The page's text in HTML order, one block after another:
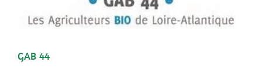
GAB 44